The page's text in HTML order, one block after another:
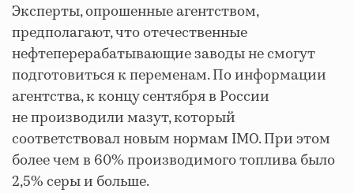
Эксперты, опрошенные агентством,
предполагают, что отечественные
нефтеперерабатывающие заводы не смогут
подготовиться к переменам. По информации
агентства, к концу сентября в России
не производили мазут, который
соответствовал новым нормам IMO. При этом
более чем в 60% производимого топлива было
2,5% серы и больше.